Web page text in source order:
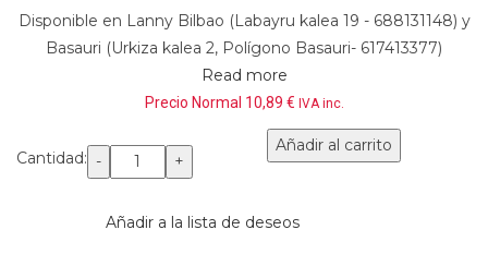
Disponible en Lanny Bilbao (Labayru kalea 19 - 688131148) y
Basauri (Urkiza kalea 2, Polígono Basauri- 617413377)
Read more
Precio Normal 10,89 € IVA inc.
Cantidad:
Añadir al carrito
Añadir a la lista de deseos